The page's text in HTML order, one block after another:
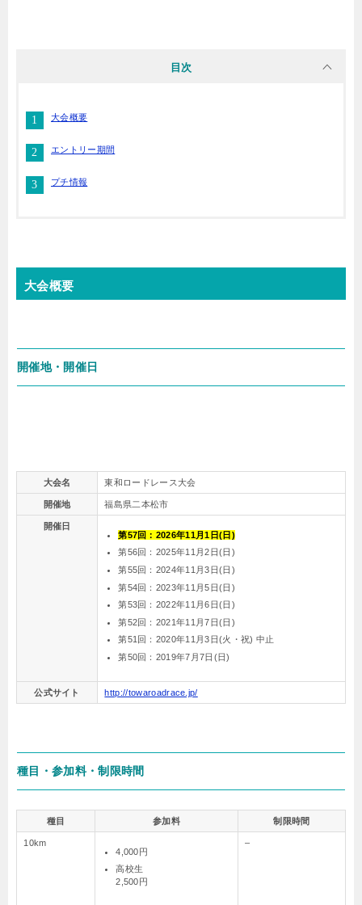
目次
大会概要
エントリー期間
プチ情報
大会概要
開催地・開催日
大会名 東和ロードレース大会
開催地 福島県二本松市
開催日
第57回： 2026年11月1日(日)
第56回：2025年11月2日(日)
第55回：2024年11月3日(日)
第54回：2023年11月5日(日)
第53回：2022年11月6日(日)
第52回：2021年11月7日(日)
第51回：2020年11月3日(火・祝) 中止
第50回：2019年7月7日(日)
公式サイト http://towaroadrace.jp/
種目・参加料・制限時間
種目 参加料 制限時間
10km
4,000円
高校生
2,500円
–